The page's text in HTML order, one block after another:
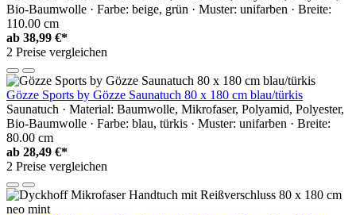
Bio-Baumwolle · Farbe: beige, grün · Muster: unifarben · Breite:
110.00 cm
ab 38,99 €*
2 Preise vergleichen
Gözze Sports by Gözze Saunatuch 80 x 180 cm blau/türkis
Saunatuch · Material: Baumwolle, Mikrofaser, Polyamid, Polyester,
Bio-Baumwolle · Farbe: blau, türkis · Muster: unifarben · Breite:
80.00 cm
ab 28,49 €*
2 Preise vergleichen